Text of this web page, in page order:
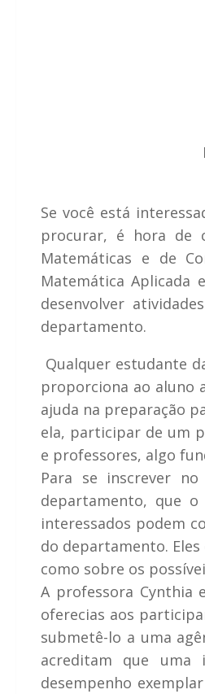
Se você está
procurar, é hora de
Matemáticas e de
Matemática Aplicada
desenvolver
departamento.
Qualquer estudante
proporciona ao aluno
ajuda na preparação
ela, participar de um
e professores, algo
Para se inscrever
departamento, que
interessados podem
do departamento.
como sobre os
A professora Cynthia
oferecias aos
submetê-lo a uma
acreditam que uma
desempenho